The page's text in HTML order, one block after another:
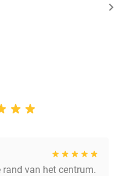
rand van het centrum.